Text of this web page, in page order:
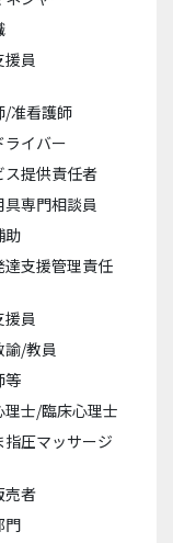
援員
/准看護師
ライバー
ス提供責任者
具専門相談員
助
達支援管理責任
援員
諭/教員
等
理士/臨床心理士
指圧マッサージ
売者
門